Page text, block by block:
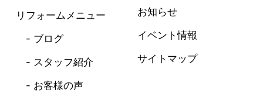
リフォームメニュー
ブログ
スタッフ紹介
お客様の声
お知らせ
イベント情報
サイトマップ